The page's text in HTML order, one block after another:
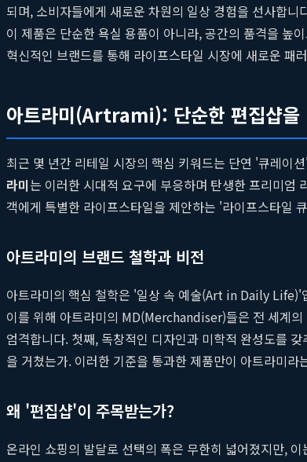
되며, 소비자들에게 새로운 차원의 일상 경험을 선사합
이 제품은 단순한 욕실 용품이 아니라, 공간의 품격을
혁신적인 브랜드를 통해 라이프스타일 시장에 새로운 패
아트라미(Artrami): 단순한 편집샵을
최근 몇 년간 리테일 시장의 핵심 키워드는 단연 '큐레이
라미는 이러한 시대적 요구에 부응하며 탄생한 프리미엄
객에게 특별한 라이프스타일을 제안하는 '라이프스타일
아트라미의 브랜드 철학과 비전
아트라미의 핵심 철학은 '일상 속 예술(Art in Daily Life)'
이를 위해 아트라미의 MD(Merchandiser)들은 전 세계
엄격합니다. 첫째, 독창적인 디자인과 미학적 완성도를
을 거쳤는가. 이러한 기준을 통과한 제품만이 아트라미
왜 '편집샵'이 주목받는가?
온라인 쇼핑의 발달로 선택의 폭은 무한히 넓어졌지만,